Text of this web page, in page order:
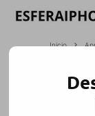
Inicio